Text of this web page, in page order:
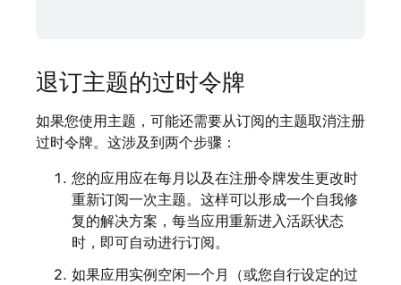
退订主题的过时令牌
如果您使用主题，可能还需要从订阅的主题取消注册
过时令牌。这涉及到两个步骤：
您的应用应在每月以及在注册令牌发生更改时
重新订阅一次主题。这样可以形成一个自我修
复的解决方案，每当应用重新进入活跃状态
时，即可自动进行订阅。
如果应用实例空闲一个月（或您自行设定的过